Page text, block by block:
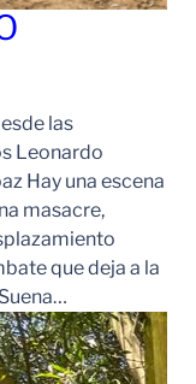
las
Leonardo
Hay una escena
masacre,
que deja a la